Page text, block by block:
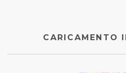
CARICAMENTO